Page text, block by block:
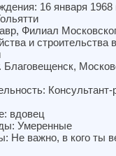
16 января 1968
Филиал
и строительства
Благовещенск,
Консультант-
вдовец
Умеренные
Не важно, в кого ты